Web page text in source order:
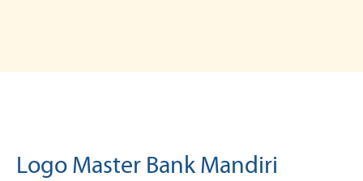
Logo Master Bank Mandiri